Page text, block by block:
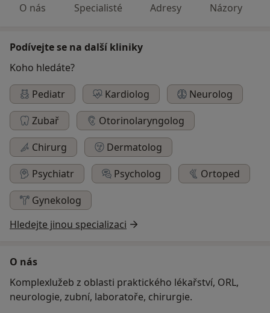
O nás Specialisté Adresy Názory
Podívejte se na další kliniky
Koho hledáte?
Pediatr
Kardiolog
Neurolog
Zubař
Otorinolaryngolog
Chirurg
Dermatolog
Psychiatr
Psycholog
Ortoped
Gynekolog
Hledejte jinou specializaci
O nás
Komplexlužeb z oblasti praktického lékařství, ORL,
neurologie, zubní, laboratoře, chirurgie.